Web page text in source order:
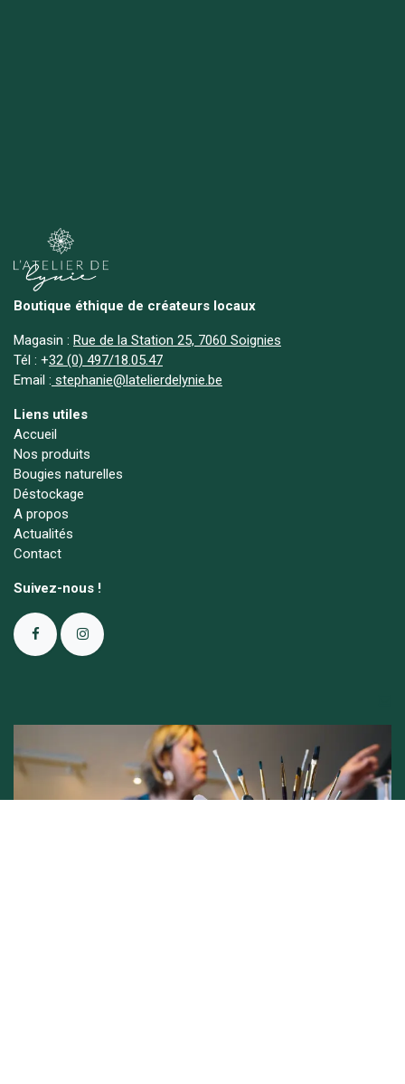
Boutique éthique de créateurs locaux
Magasin : Rue de la Station 25, 7060 Soignies
Tél : +32 (0) 497/18.05.47
Email : stephanie@latelierdelynie.be
Liens utiles
Accueil
Nos produits
Bougies naturelles
Déstockage
A propos
Actualités
Contact
Suivez-nous !